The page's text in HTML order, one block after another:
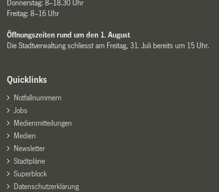
Donnerstag: 8–18.30 Uhr
Freitag: 8–16 Uhr
Öffnungszeiten rund um den 1. August
Die Stadtverwaltung schliesst am Freitag, 31. Juli bereits um 15 Uhr.
Quicklinks
Notfallnummern
Jobs
Medienmitteilungen
Medien
Newsletter
Stadtpläne
Superblock
Datenschutzerklärung